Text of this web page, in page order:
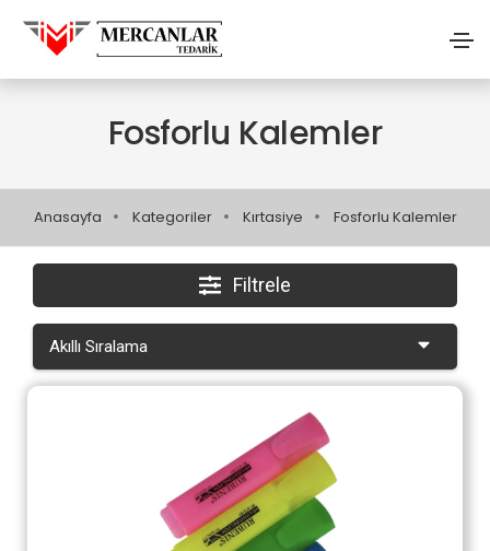
Fosforlu Kalemler
Anasayfa Kategoriler Kırtasiye Fosforlu Kalemler
Filtrele